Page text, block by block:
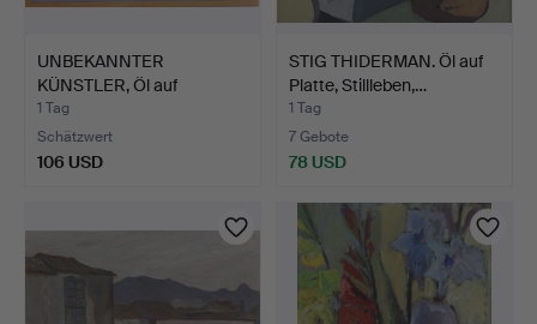
UNBEKANNTER
KÜNSTLER, Öl auf
Leinwand, sig…
1 Tag
Schätzwert
106 USD
STIG THIDERMAN. Öl auf
Platte, Stillleben,…
1 Tag
7 Gebote
78 USD